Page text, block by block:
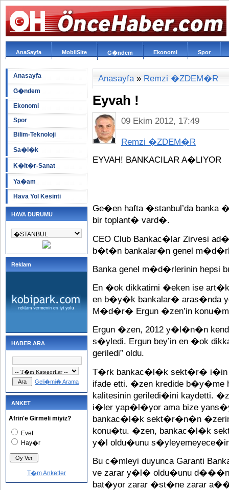
AnaSayfa MobilSite G�ndem Ekonomi Spor
Anasayfa
G�ndem
Ekonomi
Spor
Bilim-Teknoloji
Sa�l�k
K�lt�r-Sanat
Ya�am
Hava Yol Kesinti
HAVA DURUMU
Reklam
HABER ARA
Geli�mi� Arama
ANKET
Afrin'e Girmeli miyiz?
Evet
Hay�r
T�m Anketler
Anasayfa» Remzi �ZDEM�R
Eyvah !
09 Ekim 2012, 17:49
Remzi �ZDEM�R
EYVAH! BANKACILAR A�LIYOR
Ge�en hafta �stanbul’da
bir toplant� vard�.
CEO Club Bankac�lar Zirvesi
b�t�n bankalar�n genel
Banka genel m�d�rlerinin hepsi
En �ok dikkatimi �eken ise
en b�y�k bankalar� aras�nda
M�d�r� Ergun �zen’in
Ergun �zen, 2012 y�l�n�n
s�yledi. Ergun bey’in en �ok
geriledi” oldu.
T�rk bankac�l�k sekt�r� i�in
ifade etti. �zen kredide
kalitesinin geriledi�ini kaydetti.
i�ler yap�l�yor ama bize
bankac�l�k sekt�r�n�n
konu�tu. �zen, bankac�l�k
y�l oldu�unu
Bu c�mleyi duyunca Garanti
ve zarar y�l� oldu�unu
bat�yor zarar �st�ne zarar